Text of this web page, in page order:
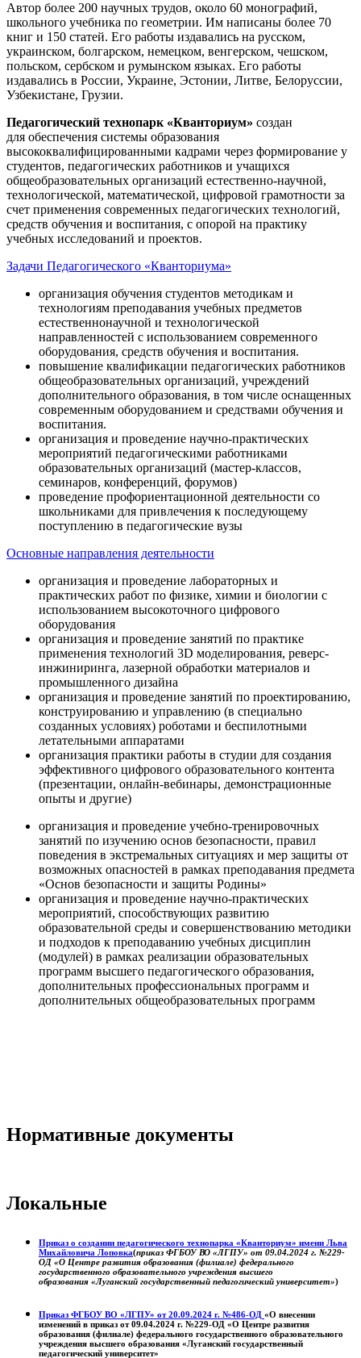
Автор более 200 научных трудов, около 60 монографий,
школьного учебника по геометрии. Им написаны более 70
книг и 150 статей. Его работы издавались на русском,
украинском, болгарском, немецком, венгерском, чешском,
польском, сербском и румынском языках. Его работы
издавались в России, Украине, Эстонии, Литве, Белоруссии,
Узбекистане, Грузии.
Педагогический технопарк «Кванториум» создан
для обеспечения системы образования
высококвалифицированными кадрами через формирование у
студентов, педагогических работников и учащихся
общеобразовательных организаций естественно-научной,
технологической, математической, цифровой грамотности за
счет применения современных педагогических технологий,
средств обучения и воспитания, с опорой на практику
учебных исследований и проектов.
Задачи Педагогического «Кванториума»
организация обучения студентов методикам и
технологиям преподавания учебных предметов
естественнонаучной и технологической
направленностей с использованием современного
оборудования, средств обучения и воспитания.
повышение квалификации педагогических работников
общеобразовательных организаций, учреждений
дополнительного образования, в том числе оснащенных
современным оборудованием и средствами обучения и
воспитания.
организация и проведение научно-практических
мероприятий педагогическими работниками
образовательных организаций (мастер-классов,
семинаров, конференций, форумов)
проведение профориентационной деятельности со
школьниками для привлечения к последующему
поступлению в педагогические вузы
Основные направления деятельности
организация и проведение лабораторных и
практических работ по физике, химии и биологии с
использованием высокоточного цифрового
оборудования
организация и проведение занятий по практике
применения технологий 3D моделирования, реверс-
инжиниринга, лазерной обработки материалов и
промышленного дизайна
организация и проведение занятий по проектированию,
конструированию и управлению (в специально
созданных условиях) роботами и беспилотными
летательными аппаратами
организация практики работы в студии для создания
эффективного цифрового образовательного контента
(презентации, онлайн-вебинары, демонстрационные
опыты и другие)
организация и проведение учебно-тренировочных
занятий по изучению основ безопасности, правил
поведения в экстремальных ситуациях и мер защиты от
возможных опасностей в рамках преподавания предмета
«Основ безопасности и защиты Родины»
организация и проведение научно-практических
мероприятий, способствующих развитию
образовательной среды и совершенствованию методики
и подходов к преподаванию учебных дисциплин
(модулей) в рамках реализации образовательных
программ высшего педагогического образования,
дополнительных профессиональных программ и
дополнительных общеобразовательных программ
Нормативные документы
Локальные
Приказ о создании педагогического технопарка «Кванториум» имени Льва
Михайловича Лоповка(приказ ФГБОУ ВО «ЛГПУ» от 09.04.2024 г. №229-
ОД «О Центре развития образования (филиале) федерального
государственного образовательного учреждения высшего
образования «Луганский государственный педагогический университет»)
Приказ ФГБОУ ВО «ЛГПУ» от 20.09.2024 г. №486-ОД «О внесении
изменений в приказ от 09.04.2024 г. №229-ОД «О Центре развития
образования (филиале) федерального государственного образовательного
учреждения высшего образования «Луганский государственный
педагогический университет»